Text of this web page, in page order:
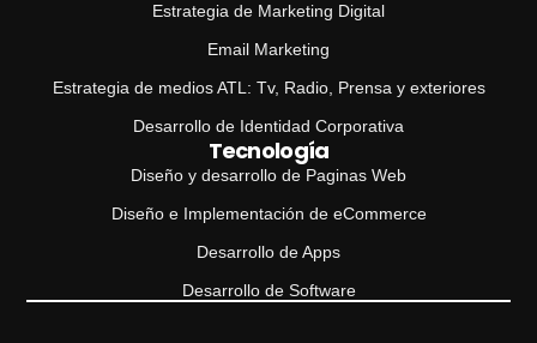
Estrategia de Marketing Digital
Email Marketing
Estrategia de medios ATL: Tv, Radio, Prensa y exteriores
Desarrollo de Identidad Corporativa
Tecnología
Diseño y desarrollo de Paginas Web
Diseño e Implementación de eCommerce
Desarrollo de Apps
Desarrollo de Software